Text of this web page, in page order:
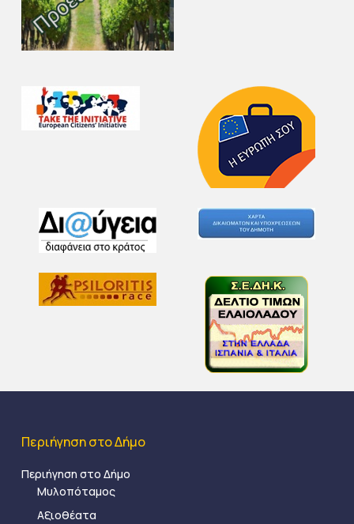
Περιήγηση στο Δήμο
Περιήγηση στο Δήμο
Μυλοπόταμος
Αξιοθέατα